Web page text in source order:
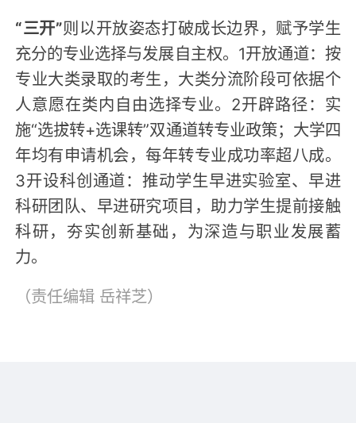
“三开”则以开放姿态打破成长边界，赋予学生
充分的专业选择与发展自主权。1开放通道：按
专业大类录取的考生，大类分流阶段可依据个
人意愿在类内自由选择专业。2开辟路径：实
施“选拔转+选课转”双通道转专业政策；大学四
年均有申请机会，每年转专业成功率超八成。
3开设科创通道：推动学生早进实验室、早进
科研团队、早进研究项目，助力学生提前接触
科研，夯实创新基础，为深造与职业发展蓄
力。
（责任编辑 岳祥芝）